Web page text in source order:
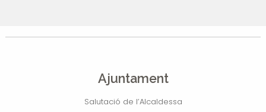
Ajuntament
Salutació de l’Alcaldessa